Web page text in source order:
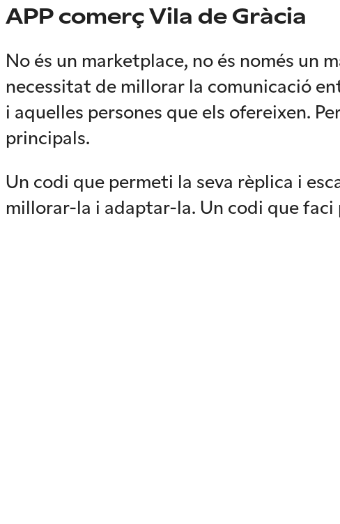
APP comerç Vila de Gràcia
No és un marketplace, no és només un
necessitat de millorar la comunicació
i aquelles persones que els ofereixen.
principals.
Un codi que permeti la seva rèplica i
millorar-la i adaptar-la. Un codi que